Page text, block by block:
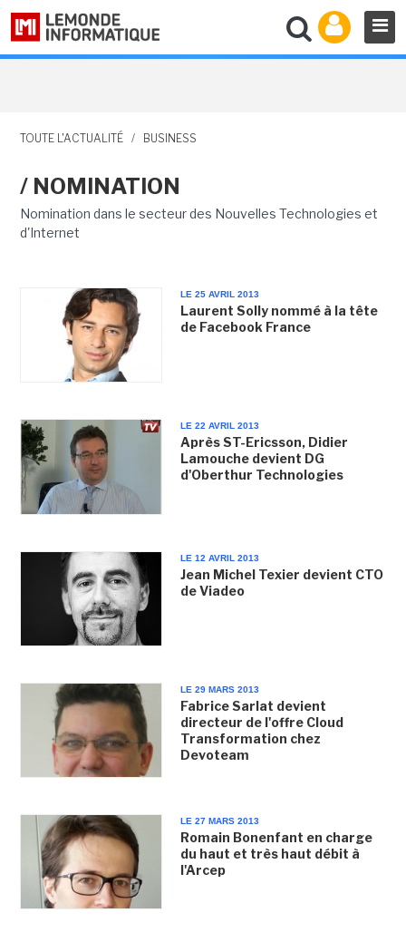
TOUTE L'ACTUALITÉ / BUSINESS
/ NOMINATION
Nomination dans le secteur des Nouvelles Technologies et
d'Internet
LE 25 AVRIL 2013
Laurent Solly nommé à la tête
de Facebook France
LE 22 AVRIL 2013
Après ST-Ericsson, Didier
Lamouche devient DG
d'Oberthur Technologies
LE 12 AVRIL 2013
Jean Michel Texier devient CTO
de Viadeo
LE 29 MARS 2013
Fabrice Sarlat devient
directeur de l'offre Cloud
Transformation chez
Devoteam
LE 27 MARS 2013
Romain Bonenfant en charge
du haut et très haut débit à
l'Arcep